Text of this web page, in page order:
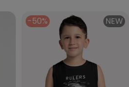
-50% NEW